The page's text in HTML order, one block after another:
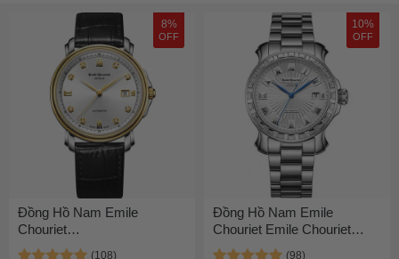
8%
OFF
Đồng Hồ Nam Emile
Chouriet
08.1168.G39.6.5.26.2 42mm
10%
OFF
Đồng Hồ Nam Emile
Chouriet Emile Chouriet
08.1156G6P6.25.6 Màu Bạc